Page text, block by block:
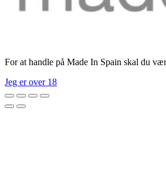
For at handle på Made In Spain skal du
Jeg er over 18